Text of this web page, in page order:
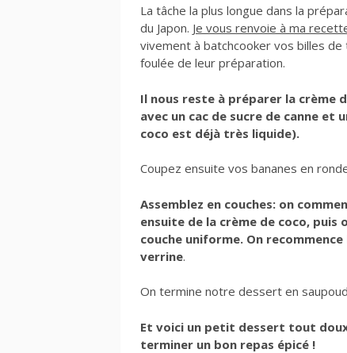
La tâche la plus longue dans la
du Japon. Je vous renvoie à ma
vivement à batchcooker vos billes
foulée de leur préparation.
Il nous reste à préparer la crème
avec un cac de sucre de canne
coco est déjà très liquide).
Coupez ensuite vos bananes en
Assemblez en couches: on
ensuite de la crème de coco,
couche uniforme. On
verrine.
On termine notre dessert en
Et voici un petit dessert tout
terminer un bon repas épicé !